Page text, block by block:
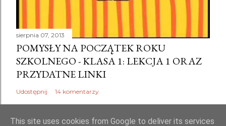
sierpnia 07, 2013
POMYSŁY NA POCZĄTEK ROKU
SZKOLNEGO - KLASA 1: LEKCJA 1 ORAZ
PRZYDATNE LINKI
Udostępnij 14 komentarzy
This site uses cookies from Google to deliver its services